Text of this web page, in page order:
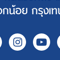
กน้อย กรุงเ